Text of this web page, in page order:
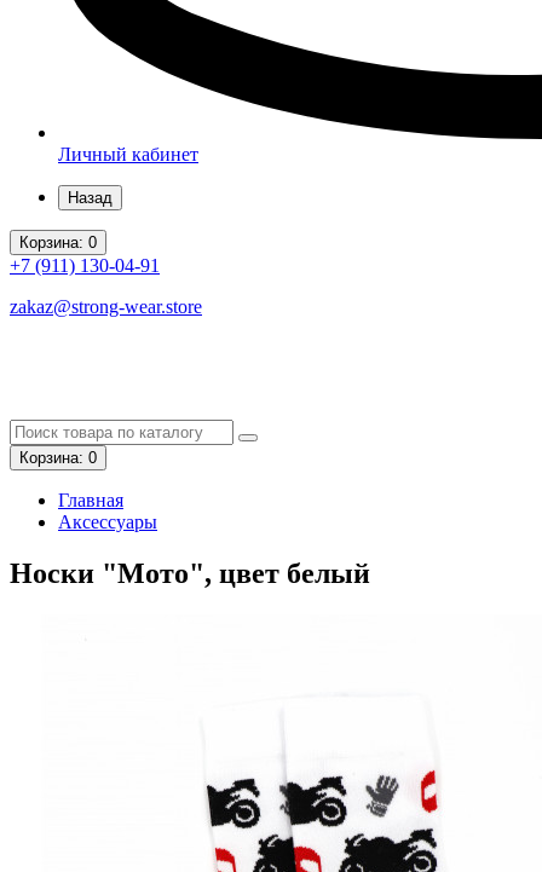
Личный кабинет
Назад
Корзина: 0
+7 (911) 130-04-91
zakaz@strong-wear.store
Корзина: 0
Главная
Аксессуары
Носки "Мото", цвет белый